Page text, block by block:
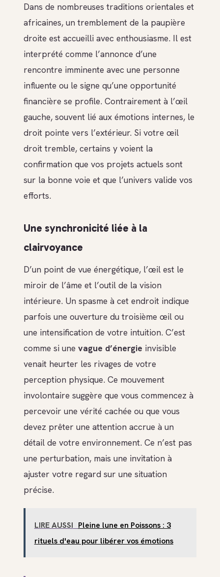
Dans de nombreuses traditions orientales et
africaines, un tremblement de la paupière
droite est accueilli avec enthousiasme. Il est
interprété comme l’annonce d’une
rencontre imminente avec une personne
influente ou le signe qu’une opportunité
financière se profile. Contrairement à l’œil
gauche, souvent lié aux émotions internes, le
droit pointe vers l’extérieur. Si votre œil
droit tremble, certains y voient la
confirmation que vos projets actuels sont
sur la bonne voie et que l’univers valide vos
efforts.
Une synchronicité liée à la
clairvoyance
D’un point de vue énergétique, l’œil est le
miroir de l’âme et l’outil de la vision
intérieure. Un spasme à cet endroit indique
parfois une ouverture du troisième œil ou
une intensification de votre intuition. C’est
comme si une vague d’énergie invisible
venait heurter les rivages de votre
perception physique. Ce mouvement
involontaire suggère que vous commencez à
percevoir une vérité cachée ou que vous
devez prêter une attention accrue à un
détail de votre environnement. Ce n’est pas
une perturbation, mais une invitation à
ajuster votre regard sur une situation
précise.
LIRE AUSSI Pleine lune en Poissons : 3
rituels d'eau pour libérer vos émotions